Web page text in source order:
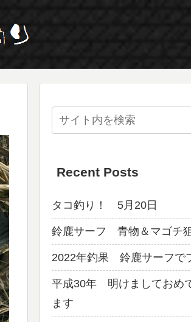
Recent Posts
タコ釣り！ 5月20日
鈴鹿サーフ 青物＆マゴチ
2022年釣果 鈴鹿サーフで
平成30年 明けましておめ
ます